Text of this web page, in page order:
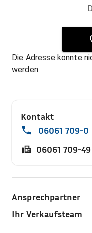
Die Adresse konnte
werden.
Kontakt
06061 709-0
06061 709-49
Ansprechpartner
Ihr Verkaufsteam